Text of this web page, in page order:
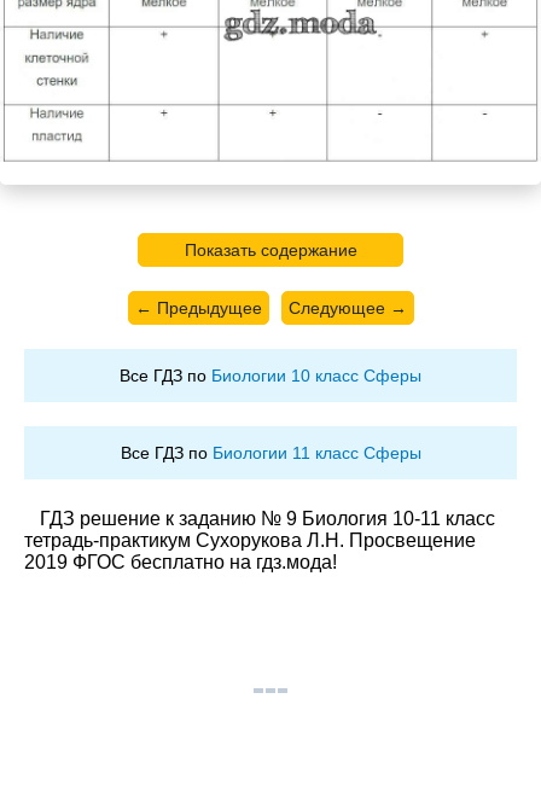
Показать содержание
← Предыдущее Следующее →
Все ГДЗ по Биологии 10 класс Сферы
Все ГДЗ по Биологии 11 класс Сферы
ГДЗ решение к заданию № 9 Биология 10-11 класс
тетрадь-практикум Сухорукова Л.Н. Просвещение
2019 ФГОС бесплатно на гдз.мода!